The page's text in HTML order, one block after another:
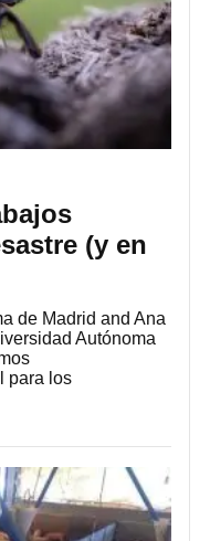
(y en
de Madrid and Ana
Autónoma
para los